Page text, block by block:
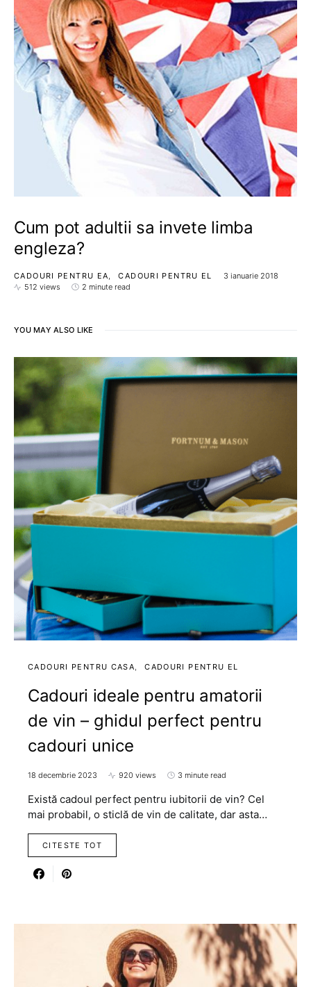
Cum pot adultii sa invete limba
engleza?
CADOURI PENTRU EA CADOURI PENTRU EL
3 ianuarie 2018
512 views
2 minute read
YOU MAY ALSO LIKE
CADOURI PENTRU CASA CADOURI PENTRU EL
Cadouri ideale pentru amatorii
de vin – ghidul perfect pentru
cadouri unice
18 decembrie 2023 920 views 3 minute read
Există cadoul perfect pentru iubitorii de vin? Cel
mai probabil, o sticlă de vin de calitate, dar asta…
CITESTE TOT